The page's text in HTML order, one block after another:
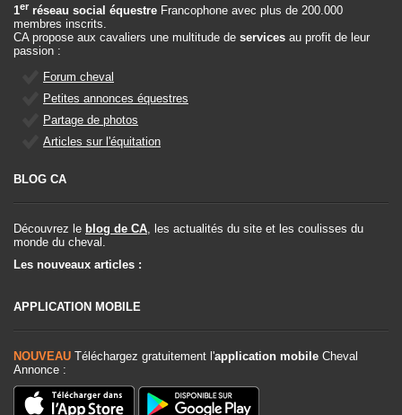
1er réseau social équestre Francophone avec plus de 200.000
membres inscrits.
CA propose aux cavaliers une multitude de services au profit de leur
passion :
Forum cheval
Petites annonces équestres
Partage de photos
Articles sur l'équitation
BLOG CA
Découvrez le blog de CA, les actualités du site et les coulisses du
monde du cheval.
Les nouveaux articles :
APPLICATION MOBILE
NOUVEAU Téléchargez gratuitement l'application mobile Cheval
Annonce :